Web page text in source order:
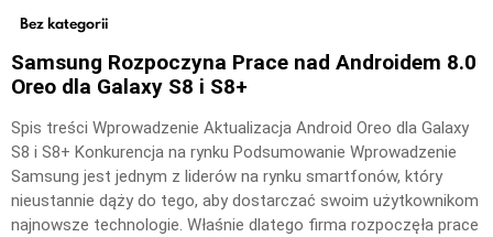
Bez kategorii
Samsung Rozpoczyna Prace nad Androidem 8.0
Oreo dla Galaxy S8 i S8+
Spis treści Wprowadzenie Aktualizacja Android Oreo dla Galaxy
S8 i S8+ Konkurencja na rynku Podsumowanie Wprowadzenie
Samsung jest jednym z liderów na rynku smartfonów, który
nieustannie dąży do tego, aby dostarczać swoim użytkownikom
najnowsze technologie. Właśnie dlatego firma rozpoczęła prace